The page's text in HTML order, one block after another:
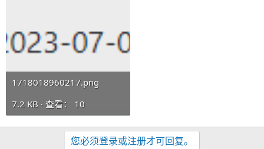
1718018960217.png
7.2 KB · 查看： 10
您必须登录或注册才可回复。